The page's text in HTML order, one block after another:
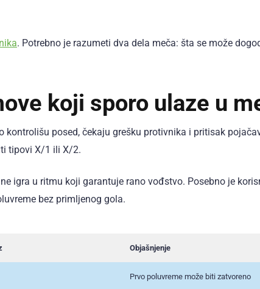
. Potrebno je razumeti dva dela meča: šta se može
koji sporo ulaze u
kontrolišu posed, čekaju grešku protivnika i pritisak
tipovi X/1 ili X/2.
igra u ritmu koji garantuje rano vođstvo. Posebno je
bez primljenog gola.
Objašnjenje
Prvo poluvreme može biti zatvoreno